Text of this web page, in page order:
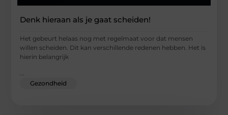
Denk hieraan als je gaat scheiden!
Het gebeurt helaas nog met regelmaat voor dat mensen
willen scheiden. Dit kan verschillende redenen hebben. Het is
hierin belangrijk
...
Gezondheid